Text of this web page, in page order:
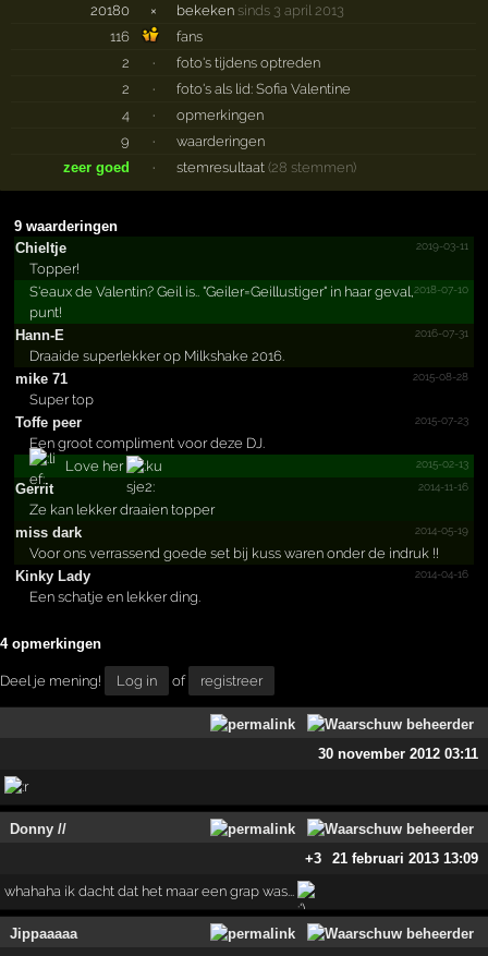
20180
× bekeken sinds 3 april 2013
116
fans
2
·
foto's tijdens optreden
2
·
foto's als lid: Sofia Valentine
4
·
opmerkingen
9
·
waarderingen
zeer goed
· stemresultaat (28 stemmen)
9 waarderingen
Chieltje
2019-03-11
Topper!
2018-07-10
S'eaux de Valentin? Geil is.. "Geiler=Geillustiger" in haar geval,
punt!
Hann-E
2016-07-31
Draaide superlekker op Milkshake 2016.
mike 71
2015-08-28
Super top
Toffe peer
2015-07-23
Een groot compliment voor deze DJ.
2015-02-13
Love her
Gerrit
2014-11-16
Ze kan lekker draaien topper
miss dark
2014-05-19
Voor ons verrassend goede set bij kuss waren onder de indruk !!
Kinky Lady
2014-04-16
Een schatje en lekker ding.
4 opmerkingen
Deel je mening! Log in of registreer
30 november 2012 03:11
Donny //
+3
21 februari 2013 13:09
whahaha ik dacht dat het maar een grap was...
Jippaaaaa